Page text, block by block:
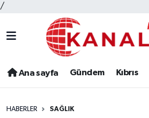
/
Ana sayfa Gündem Kıbrıs
HABERLER SAĞLIK